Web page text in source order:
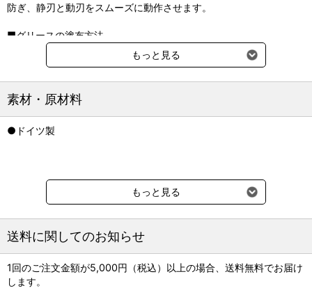
防ぎ、静刃と動刃をスムーズに動作させます。
■グリースの塗布方法
バリカン本体のシャフト部（つまみ部）に塗布してください。古い
グリースはふき取ってください。
関連商品
■アイシス（Isis）
■ベガ（vega）
【ビーブラウンエースクラップ】
BBA鋼製器具はこちらから
もっと見る
素材・原材料
●ドイツ製
もっと見る
送料に関してのお知らせ
1回のご注文金額が5,000円（税込）以上の場合、送料無料でお届け
します。